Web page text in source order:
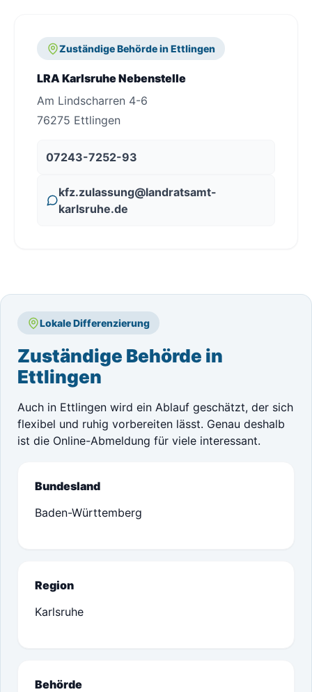
Zuständige Behörde in Ettlingen
LRA Karlsruhe Nebenstelle
Am Lindscharren 4-6
76275 Ettlingen
07243-7252-93
kfz.zulassung@landratsamt-
karlsruhe.de
Lokale Differenzierung
Zuständige Behörde in
Ettlingen
Auch in Ettlingen wird ein Ablauf geschätzt, der sich
flexibel und ruhig vorbereiten lässt. Genau deshalb
ist die Online-Abmeldung für viele interessant.
Bundesland
Baden-Württemberg
Region
Karlsruhe
Behörde